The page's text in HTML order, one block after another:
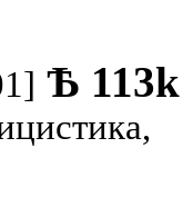
Ѣ 113k